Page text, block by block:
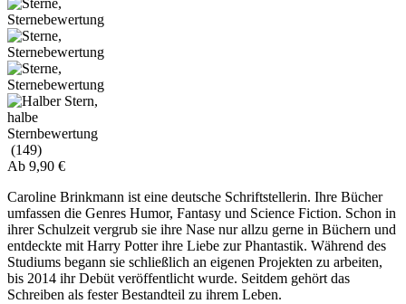
(149)
Ab 9,90 €
Caroline Brinkmann ist eine deutsche Schriftstellerin. Ihre Bücher
umfassen die Genres Humor, Fantasy und Science Fiction. Schon in
ihrer Schulzeit vergrub sie ihre Nase nur allzu gerne in Büchern und
entdeckte mit Harry Potter ihre Liebe zur Phantastik. Während des
Studiums begann sie schließlich an eigenen Projekten zu arbeiten,
bis 2014 ihr Debüt veröffentlicht wurde. Seitdem gehört das
Schreiben als fester Bestandteil zu ihrem Leben.